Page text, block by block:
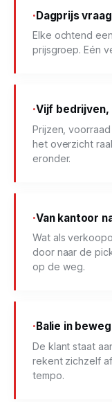
Dagprijs
Elke ochtend
prijsgroep. Eén
Vijf
Prijzen,
het overzicht
eronder.
Van kantoor
Wat als
door naar de
op de weg.
Balie in
De klant staat
rekent zichzelf
tempo.